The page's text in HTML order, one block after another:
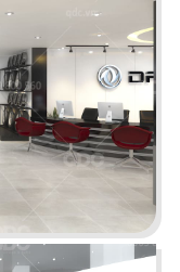
modern vớ
thanh lịch